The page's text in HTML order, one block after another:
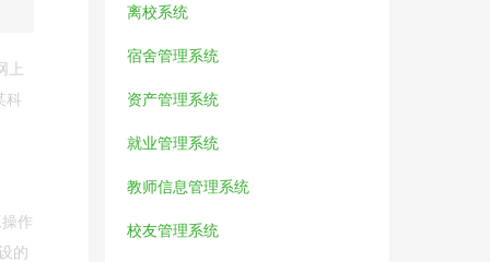
离校系统
宿舍管理系统
资产管理系统
就业管理系统
教师信息管理系统
校友管理系统
上
科
作
的